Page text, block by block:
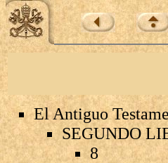
El Antiguo
SEGUNDO
8